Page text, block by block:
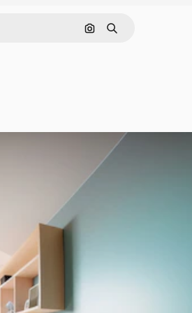
Pesquisar por imagem
Buscar